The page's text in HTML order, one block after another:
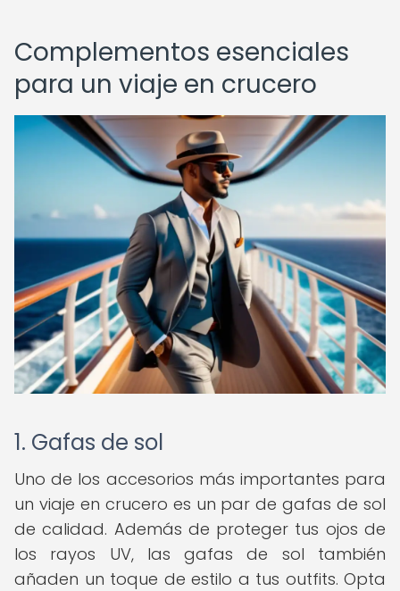
Complementos esenciales
para un viaje en crucero
1. Gafas de sol
Uno de los accesorios más importantes para
un viaje en crucero es un par de gafas de sol
de calidad. Además de proteger tus ojos de
los rayos UV, las gafas de sol también
añaden un toque de estilo a tus outfits. Opta